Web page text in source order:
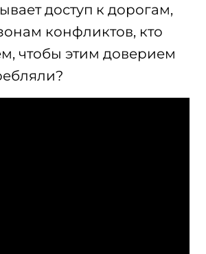
доступ к дорогам,
конфликтов, кто
чтобы этим доверием